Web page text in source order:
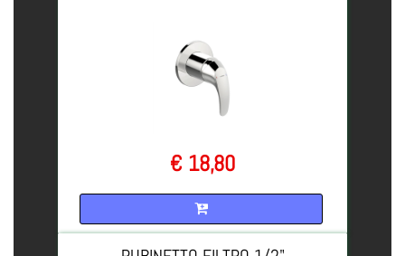
€ 18,80